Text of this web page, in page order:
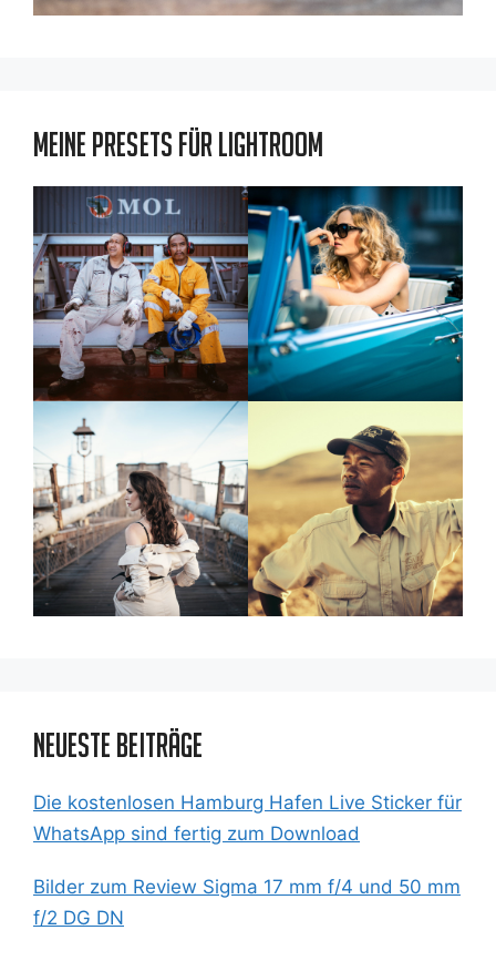
Meine Presets für Lightroom
Neueste Beiträge
Die kostenlosen Hamburg Hafen Live Sticker für
WhatsApp sind fertig zum Download
Bilder zum Review Sigma 17 mm f/4 und 50 mm
f/2 DG DN